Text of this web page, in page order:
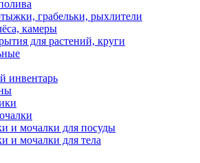
грабельки, рыхлители
камеры
для растений, круги
инвентарь
и мочалки для посуды
и мочалки для тела